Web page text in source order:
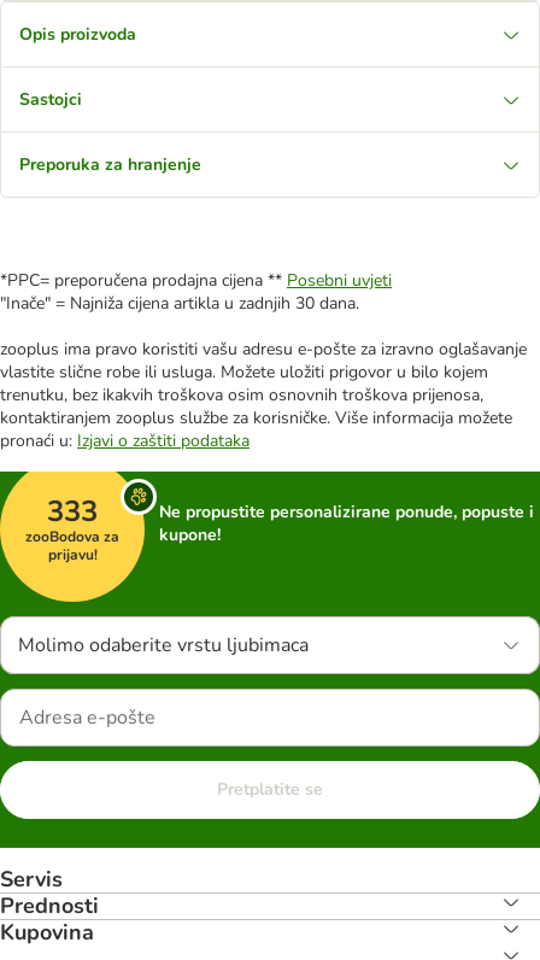
Opis proizvoda
Sastojci
Preporuka za hranjenje
*PPC= preporučena prodajna cijena ** Posebni uvjeti
"Inače" = Najniža cijena artikla u zadnjih 30 dana.
zooplus ima pravo koristiti vašu adresu e-pošte za izravno oglašavanje
vlastite slične robe ili usluga. Možete uložiti prigovor u bilo kojem
trenutku, bez ikakvih troškova osim osnovnih troškova prijenosa,
kontaktiranjem zooplus službe za korisničke. Više informacija možete
pronaći u: Izjavi o zaštiti podataka
333
zooBodova za
prijavu!
Ne propustite personalizirane ponude, popuste i
kupone!
Molimo odaberite vrstu ljubimaca
Pretplatite se
Servis
Prednosti
Kupovina